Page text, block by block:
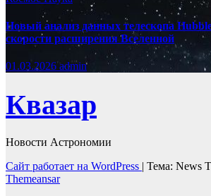
Новый анализ данных телескопа
скорости расширения Вселенной
01.03.2026admin
Квазар
Новости Астрономии
Сайт работает на WordPress | Тема: News
Themeansar